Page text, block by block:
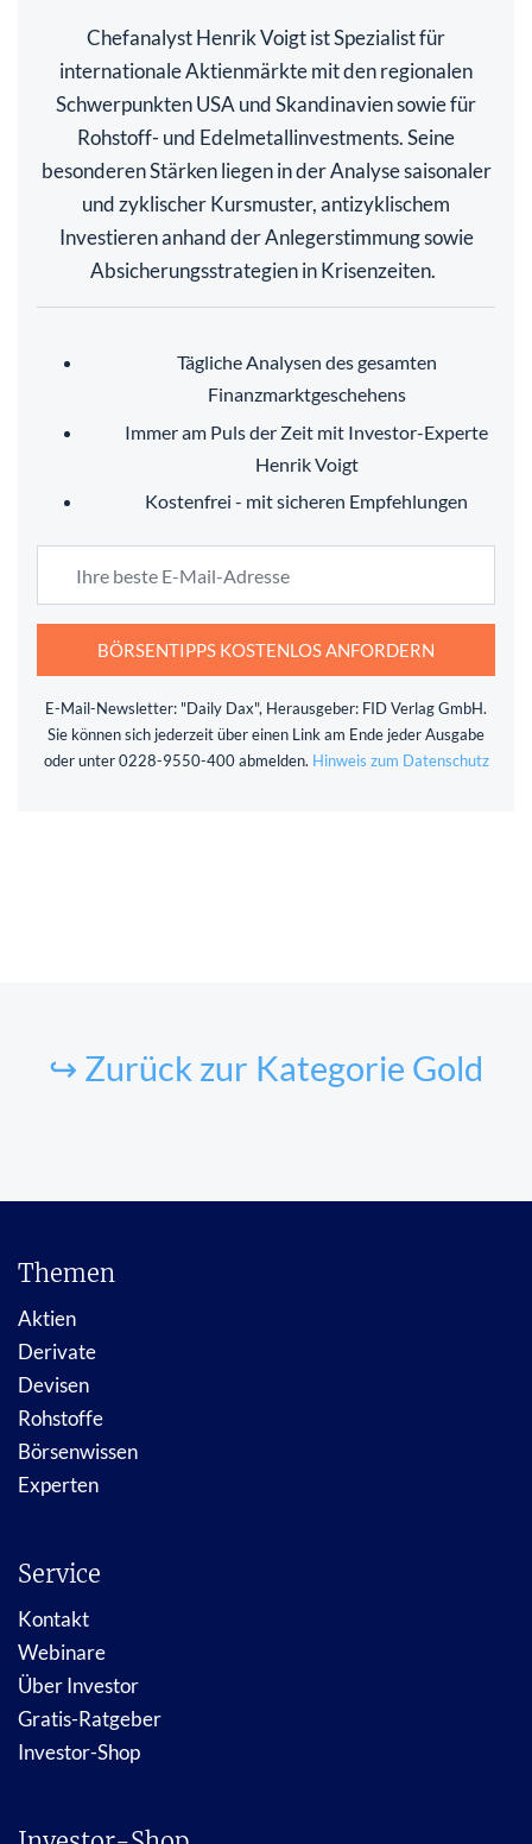
Chefanalyst Henrik Voigt ist Spezialist für
internationale Aktienmärkte mit den regionalen
Schwerpunkten USA und Skandinavien sowie für
Rohstoff- und Edelmetallinvestments. Seine
besonderen Stärken liegen in der Analyse saisonaler
und zyklischer Kursmuster, antizyklischem
Investieren anhand der Anlegerstimmung sowie
Absicherungsstrategien in Krisenzeiten.
Tägliche Analysen des gesamten
Finanzmarktgeschehens
Immer am Puls der Zeit mit Investor-Experte
Henrik Voigt
Kostenfrei - mit sicheren Empfehlungen
BÖRSENTIPPS KOSTENLOS ANFORDERN
E-Mail-Newsletter: "Daily Dax", Herausgeber: FID Verlag GmbH.
Sie können sich jederzeit über einen Link am Ende jeder Ausgabe
oder unter 0228-9550-400 abmelden. Hinweis zum Datenschutz
↪ Zurück zur Kategorie Gold
Themen
Aktien
Derivate
Devisen
Rohstoffe
Börsenwissen
Experten
Service
Kontakt
Webinare
Über Investor
Gratis-Ratgeber
Investor-Shop